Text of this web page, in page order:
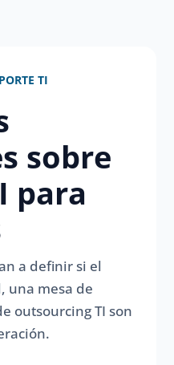
TI
sobre
para
a definir si el
una mesa de
outsourcing TI son